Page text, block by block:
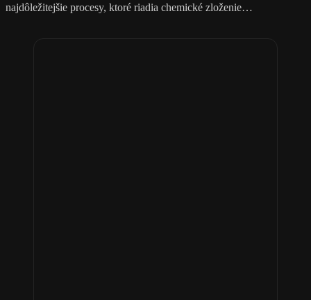
najdôležitejšie procesy, ktoré riadia chemické zloženie…